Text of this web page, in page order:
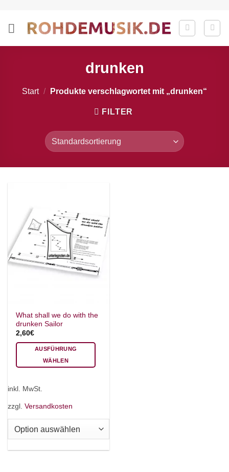
springen
drunken
Start / Produkte verschlagwortet mit „drunken“
FILTER
What shall we do with the
drunken Sailor
2,60€
AUSFÜHRUNG
WÄHLEN
mehrere
auf.
inkl. MwSt.
zzgl. Versandkosten